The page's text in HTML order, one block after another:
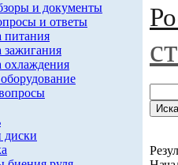
и документы
и ответы
питания
зажигания
охлаждения